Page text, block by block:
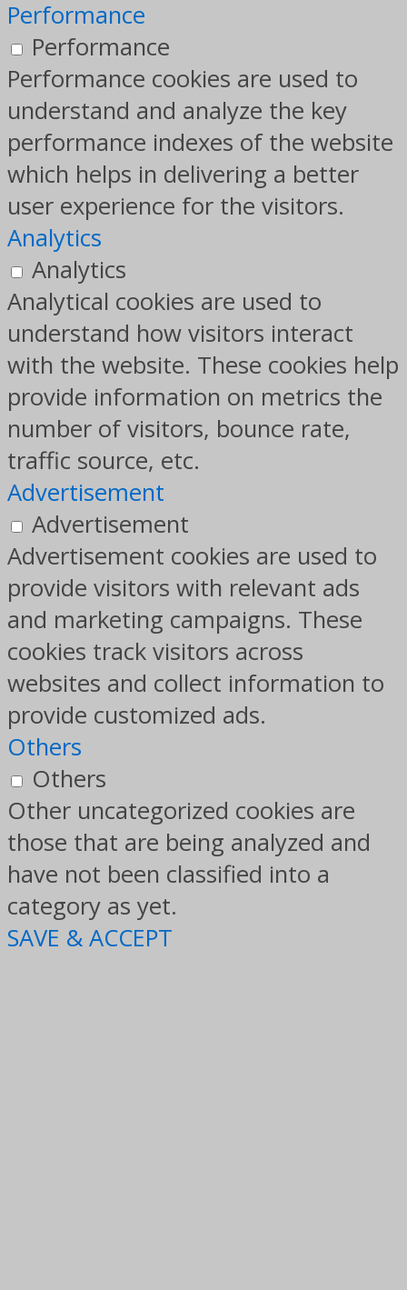
Performance
Performance
Performance cookies are used to
understand and analyze the key
performance indexes of the website
which helps in delivering a better
user experience for the visitors.
Analytics
Analytics
Analytical cookies are used to
understand how visitors interact
with the website. These cookies help
provide information on metrics the
number of visitors, bounce rate,
traffic source, etc.
Advertisement
Advertisement
Advertisement cookies are used to
provide visitors with relevant ads
and marketing campaigns. These
cookies track visitors across
websites and collect information to
provide customized ads.
Others
Others
Other uncategorized cookies are
those that are being analyzed and
have not been classified into a
category as yet.
SAVE & ACCEPT